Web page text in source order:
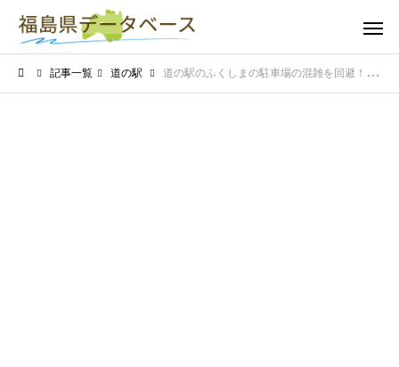
記事一覧 道の駅 道の駅のふくしまの駐車場の混雑を回避！スムーズに入庫できる時間帯